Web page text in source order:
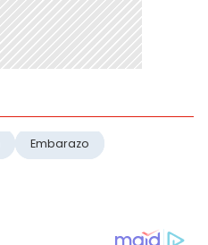
Embarazo